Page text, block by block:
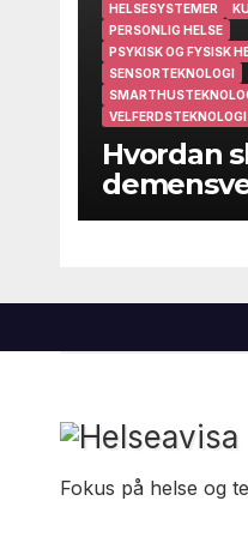
HELSESYSTEMER
PERSONLIG HELSE
PSYKISK OG FYSISK
SENSORTEKNOLOGI
VELFERDSTEKNOLOGI
Hvordan
samfunn?
Fokus på helse og